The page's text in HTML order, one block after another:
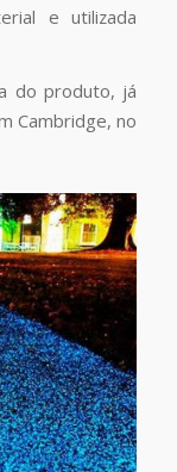
e utilizada
do produto, já
Cambridge, no